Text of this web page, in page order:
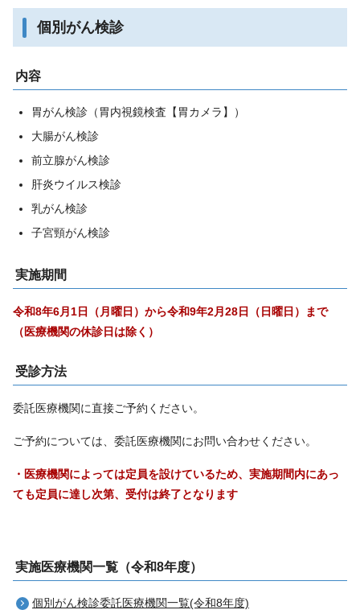
個別がん検診
内容
胃がん検診（胃内視鏡検査【胃カメラ】）
大腸がん検診
前立腺がん検診
肝炎ウイルス検診
乳がん検診
子宮頸がん検診
実施期間
令和8年6月1日（月曜日）から令和9年2月28日（日曜日）まで
（医療機関の休診日は除く）
受診方法
委託医療機関に直接ご予約ください。
ご予約については、委託医療機関にお問い合わせください。
・医療機関によっては定員を設けているため、実施期間内にあっ
ても定員に達し次第、受付は終了となります
実施医療機関一覧（令和8年度）
個別がん検診委託医療機関一覧(令和8年度)